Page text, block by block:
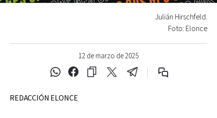
12 de marzo de 2025
Julián Hirschfeld.
Foto: Elonce
REDACCIÓN ELONCE